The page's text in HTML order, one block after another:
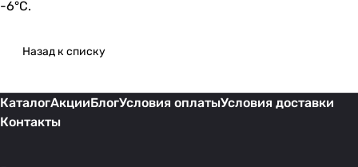
-6°С.
Назад к списку
КаталогАкцииБлогУсловия оплатыУсловия доставки
Контакты